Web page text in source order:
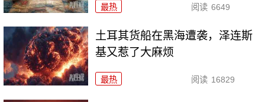
最热 阅读 6649
土耳其货船在黑海遭袭，泽连斯
基又惹了大麻烦
最热 阅读 16829